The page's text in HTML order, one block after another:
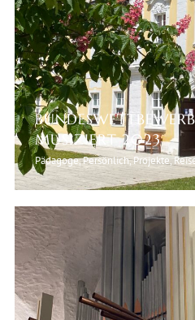
MUSIZIERT 2023
Pädagoge, Persönlich, Projekte,